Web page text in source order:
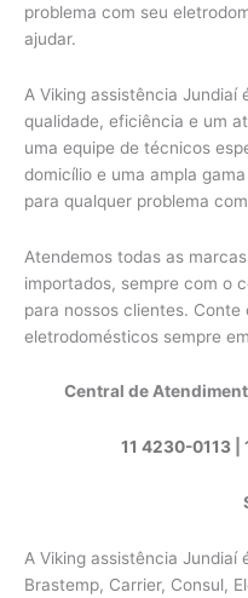
problema com seu
ajudar.
A Viking assistência
qualidade, eficiência e um
uma equipe de técnicos
domicílio e uma ampla
para qualquer problema
Atendemos todas as
importados, sempre com o
para nossos clientes.
eletrodomésticos sempre
Central de
11 4230-0113|
A Viking assistência Jundiaí
Brastemp, Carrier, Consul,